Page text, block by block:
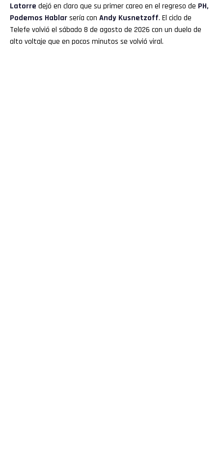
Latorre dejó en claro que su primer careo en el regreso de PH,
Podemos Hablarsería con Andy Kusnetzoff. El ciclo de
Telefe volvió el sábado 8 de agosto de 2026 con un duelo de
alto voltaje que en pocos minutos se volvió viral.